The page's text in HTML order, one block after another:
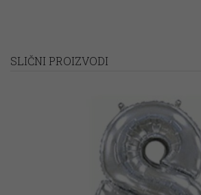
SLIČNI PROIZVODI